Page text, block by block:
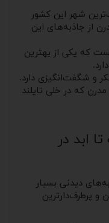
شهر این کشور
از جاذبه‌های این
که یکی از بهترین
و شگفت‌انگیزی دارد.
که در خلی تایلند
ابد در
دیدنی بسیار
مورد از بهترین و پرطرف‌دارترین